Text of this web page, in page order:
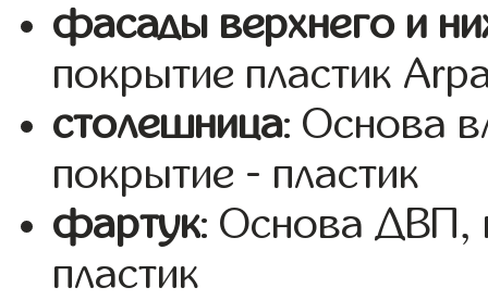
фасады верхнего и
покрытие пластик
столешница: Основа
покрытие - пластик
фартук: Основа ДВП,
пластик